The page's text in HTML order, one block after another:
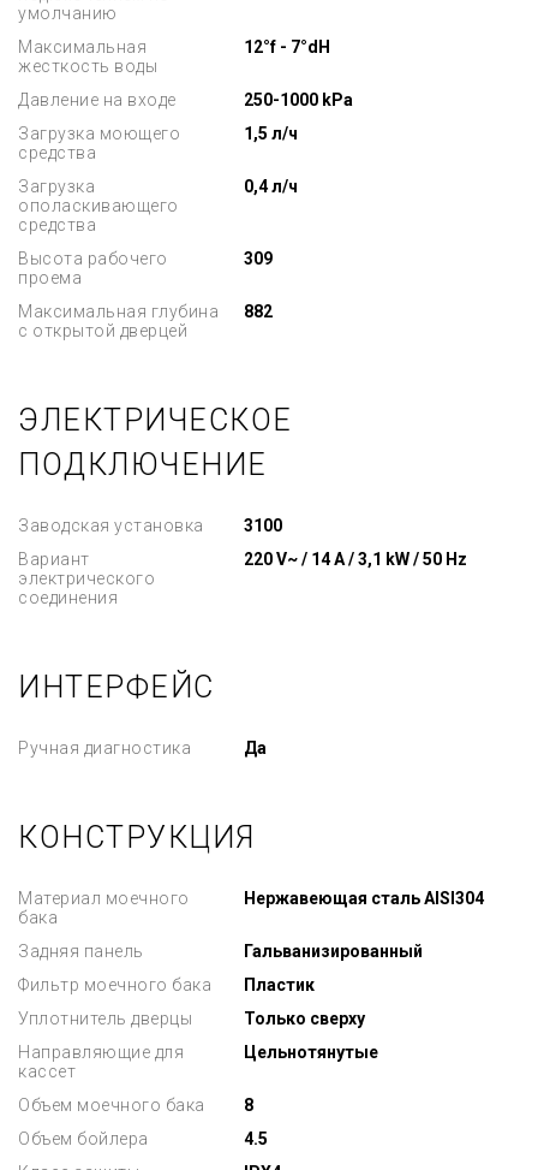
умолчанию
Максимальная
жесткость воды
12°f - 7°dH
Давление на входе
250-1000 kPa
Загрузка моющего
средства
1,5 л/ч
Загрузка
ополаскивающего
средства
0,4 л/ч
Высота рабочего
проема
309
Максимальная глубина
с открытой дверцей
882
ЭЛЕКТРИЧЕСКОЕ
ПОДКЛЮЧЕНИЕ
Заводская установка
3100
Вариант
электрического
соединения
220 V~ / 14 A / 3,1 kW / 50 Hz
ИНТЕРФЕЙС
Ручная диагностика Да
КОНСТРУКЦИЯ
Материал моечного
бака
Нержавеющая сталь AISI304
Задняя панель
Гальванизированный
Фильтр моечного бака
Пластик
Уплотнитель дверцы
Только сверху
Направляющие для
кассет
Цельнотянутые
Объем моечного бака
8
Объем бойлера
4.5